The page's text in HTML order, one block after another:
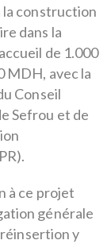
construction
dans la
de 1.000
MDH, avec la
Conseil
Sefrou et de
à ce projet
générale
y